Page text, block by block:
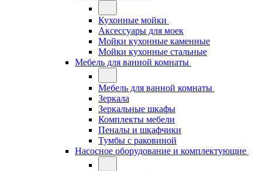
Кухонные мойки
Аксессуары для моек
Мойки кухонные каменные
Мойки кухонные стальные
Мебель для ванной комнаты
Мебель для ванной комнаты
Зеркала
Зеркальные шкафы
Комплекты мебели
Пеналы и шкафчики
Тумбы с раковиной
Насосное оборудование и комплектующие